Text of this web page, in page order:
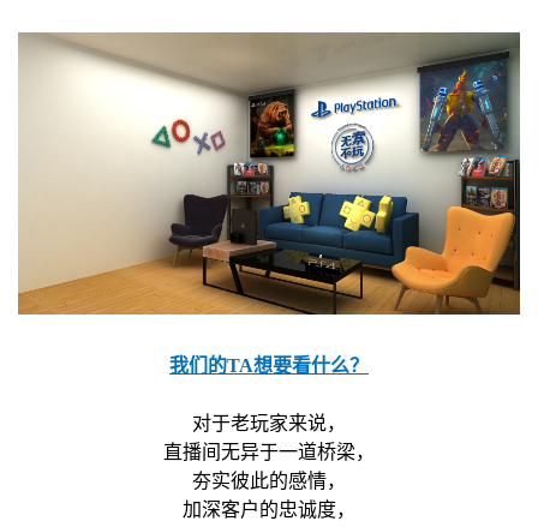
我们的TA想要看什么？
对于老玩家来说，
直播间无异于一道桥梁，
夯实彼此的感情，
加深客户的忠诚度，